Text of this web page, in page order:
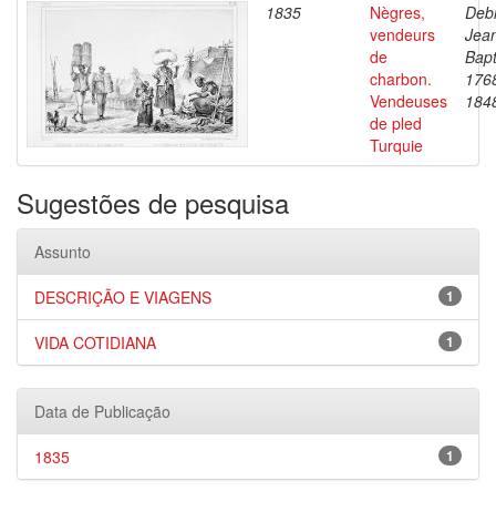
1835
Nègres,
vendeurs
de
charbon.
Vendeuses
de pled
Turquie
Sugestões de pesquisa
Assunto
1
DESCRIÇÃO E VIAGENS
1
VIDA COTIDIANA
Data de Publicação
1
1835